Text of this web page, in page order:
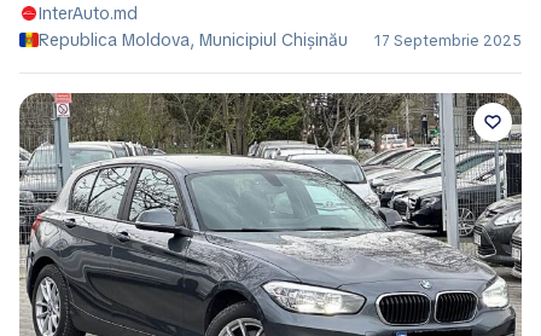
InterAuto.md
Republica Moldova, Municipiul Chișinău
17 Septembrie 2025